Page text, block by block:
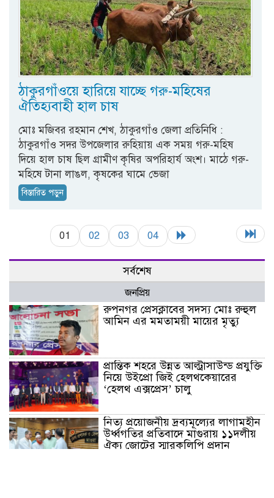
ঠাকুরগাঁওয়ে হারিয়ে যাচ্ছে গরু-মহিষের
ঐতিহ্যবাহী হাল চাষ
মোঃ মজিবর রহমান শেখ, ঠাকুরগাঁও জেলা প্রতিনিধি :
ঠাকুরগাঁও সদর উপজেলার রুহিয়ায় এক সময় গরু-মহিষ
দিয়ে হাল চাষ ছিল গ্রামীণ কৃষির অপরিহার্য অংশ। মাঠে গরু-
মহিষে টানা লাঙল, কৃষকের ঘামে ভেজা
বিস্তারিত পড়ুন
01 02 03 04
সর্বশেষ
জনপ্রিয়
রুপনগর প্রেসক্লাবের সদস্য মোঃ রুহুল
আমিন এর মমতাময়ী মায়ের মৃত্যু
প্রান্তিক শহরে উন্নত আল্ট্রাসাউন্ড প্রযুক্তি
নিয়ে উইপ্রো জিই হেলথকেয়ারের
‘হেলথ এক্সপ্রেস’ চালু
নিত্য প্রয়োজনীয় দ্রব্যমূল্যের লাগামহীন
উর্ধ্বগতির প্রতিবাদে মাগুরায় ১১দলীয়
ঐক্য জোটের স্মারকলিপি প্রদান